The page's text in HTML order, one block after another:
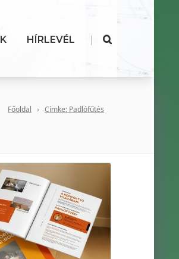
HÍRLEVÉL |
Főoldal Címke: Padlófűtés